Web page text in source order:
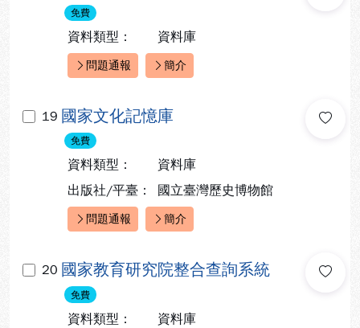
免費
資料類型： 資料庫
快速連結：
問題通報 簡介
19 國家文化記憶庫
免費
資料類型：
資料庫
出版社/平臺：
國立臺灣歷史博物館
快速連結：
問題通報 簡介
20 國家教育研究院整合查詢系統
免費
資料類型：
資料庫